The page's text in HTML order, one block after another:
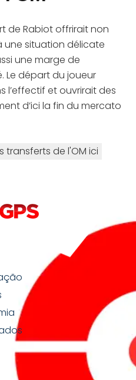
de Rabiot offrirait non
une situation délicate
une marge de
Le départ du joueur
l’effectif et ouvrirait des
d’ici la fin du mercato
transferts de l'OM ici